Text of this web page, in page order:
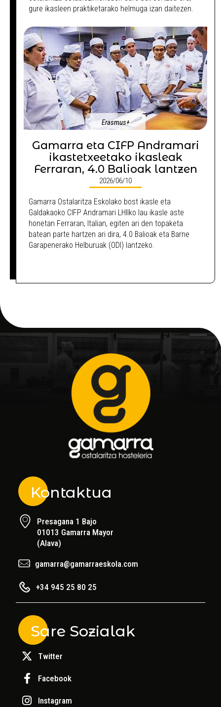
gure ikasleen praktiketarako helmuga izan daitezen.
Erasmus+
Gamarra eta CIFP Andramari
ikastetxeetako ikasleak
Ferraran, 4.0 Balioak lantzen
2026/06/10
Gamarra Ostalaritza Eskolako bost ikasle eta
Galdakaoko CIFP Andramari LHIIko lau ikasle aste
honetan Ferraran, Italian, egiten ari den topaketa
batean parte hartzen ari dira, 4.0 Balioak eta Barne
Garapenerako Helburuak (ODI) lantzeko.
Kontaktua
Presagana 1 Bajo
01013 Gamarra Mayor
(Alava)
gamarra@gamarraeskola.com
+34 945 25 80 25
Sare Sozialak
Twitter
Facebook
Instagram